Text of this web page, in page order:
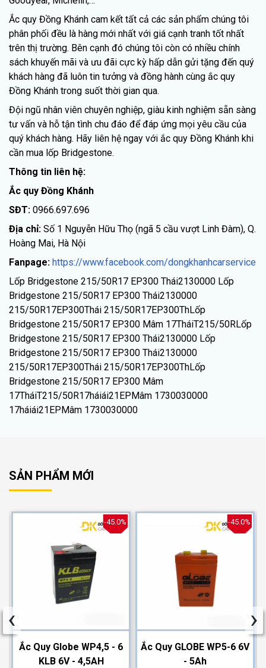
Ắc quy Đồng Khánh cam kết tất cả các sản phẩm chúng tôi
phân phối đều là hàng mới nhất với giá cạnh tranh tốt nhất
trên thị trường. Bên cạnh đó chúng tôi còn có nhiều chính
sách khuyến mãi và ưu đãi cực kỳ hấp dẫn gửi tặng đến quý
khách hàng đã luôn tin tưởng và đồng hành cùng ắc quy
Đồng Khánh trong suốt thời gian qua.
Đội ngũ nhân viên chuyên nghiệp, giàu kinh nghiệm sẵn sàng
tư vấn và hỗ tận tình chu đáo để đáp ứng mọi yêu cầu của
quý khách hàng. Hãy liên hệ ngay với ắc quy Đồng Khánh khi
cần mua lốp Bridgestone.
Thông tin liên hệ:
Ắc quy Đồng Khánh
SĐT: 0966.697.696
Địa chỉ: Số 1 Nguyễn Hữu Thọ (ngã 5 cầu vượt Linh Đàm), Q.
Hoàng Mai, Hà Nội
Fanpage: https://www.facebook.com/dongkhanhcarservice
Lốp Bridgestone 215/50R17 EP300 Thái2130000 Lốp
Bridgestone 215/50R17 EP300 Thái2130000
215/50R17EP300Thái 215/50R17EP300ThLốp
Bridgestone 215/50R17 EP300 Mâm 17TháiT215/50RLốp
Bridgestone 215/50R17 EP300 Thái2130000 Lốp
Bridgestone 215/50R17 EP300 Thái2130000
215/50R17EP300Thái 215/50R17EP300ThLốp
Bridgestone 215/50R17 EP300 Mâm
17TháiT215/50R17háiái21EPMâm 1730030000
17háiái21EPMâm 1730030000
SẢN PHẨM MỚI
-45.0%
Ắc Quy Globe WP4,5 - 6
KLB 6V - 4,5AH
-45.0%
Ắc Quy GLOBE WP5-6 6V
- 5Ah
‹ ›